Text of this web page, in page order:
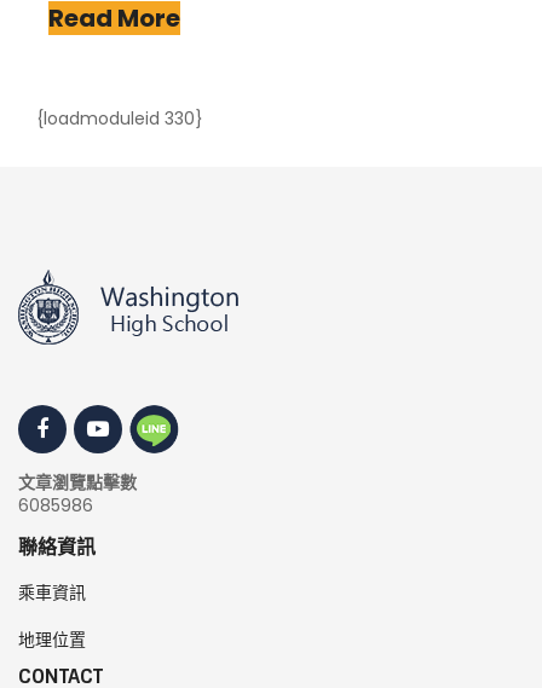
Read More
{loadmoduleid 330}
文章瀏覽點擊數
6085986
聯絡資訊
乘車資訊
地理位置
CONTACT